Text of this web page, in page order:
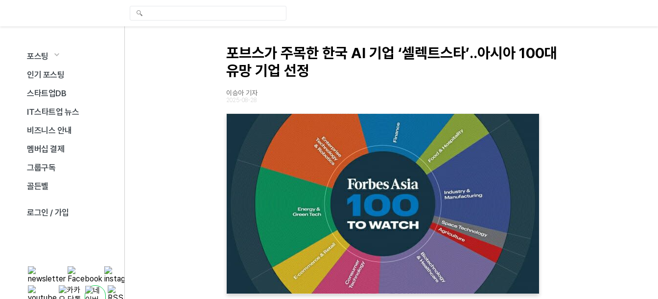
포스팅
인기 포스팅
스타트업DB
IT스타트업 뉴스
비즈니스 안내
멤버십 결제
그룹구독
골든벨
로그인 / 가입
포브스가 주목한 한국 AI 기업 ‘셀렉트스타’..아시아 100대
유망 기업 선정
이승아 기자
2025-08-28